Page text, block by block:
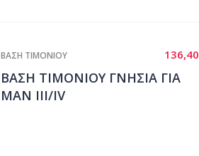
136,40
ΒΑΣΗ ΤΙΜΟΝΙΟΥ
ΒΑΣΗ ΤΙΜΟΝΙΟΥ ΓΝΗΣΙΑ ΓΙΑ
ΜΑΝ III/IV